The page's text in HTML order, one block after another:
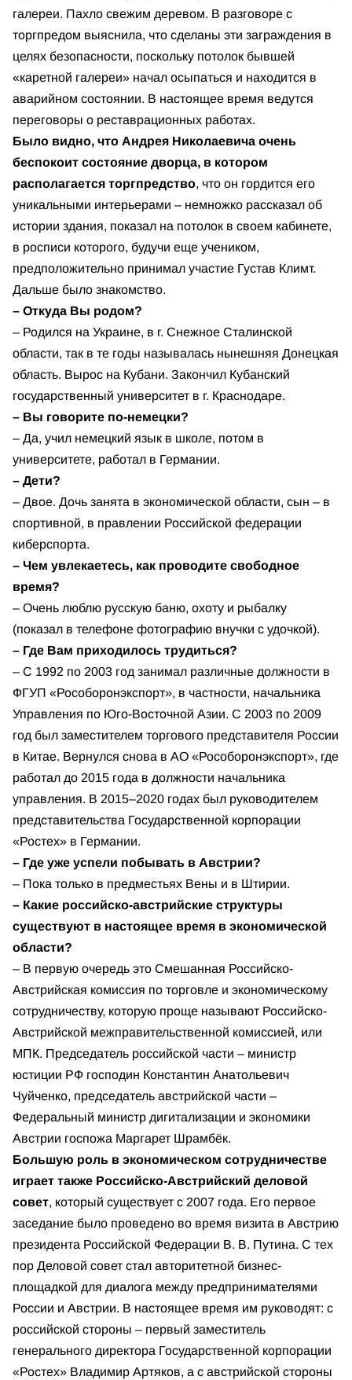
галереи. Пахло свежим деревом. В разговоре с
торгпредом выяснила, что сделаны эти заграждения в
целях безопасности, поскольку потолок бывшей
«каретной галереи» начал осыпаться и находится в
аварийном состоянии. В настоящее время ведутся
переговоры о реставрационных работах.
Было видно, что Андрея Николаевича очень
беспокоит состояние дворца, в котором
располагается торгпредство, что он гордится его
уникальными интерьерами – немножко рассказал об
истории здания, показал на потолок в своем кабинете,
в росписи которого, будучи еще учеником,
предположительно принимал участие Густав Климт.
Дальше было знакомство.
– Откуда Вы родом?
– Родился на Украине, в г. Снежное Сталинской
области, так в те годы называлась нынешняя Донецкая
область. Вырос на Кубани. Закончил Кубанский
государственный университет в г. Краснодаре.
– Вы говорите по-немецки?
– Да, учил немецкий язык в школе, потом в
университете, работал в Германии.
– Дети?
– Двое. Дочь занята в экономической области, сын – в
спортивной, в правлении Российской федерации
киберспорта.
– Чем увлекаетесь, как проводите свободное
время?
– Очень люблю русскую баню, охоту и рыбалку
(показал в телефоне фотографию внучки с удочкой).
– Где Вам приходилось трудиться?
– С 1992 по 2003 год занимал различные должности в
ФГУП «Рособоронэкспорт», в частности, начальника
Управления по Юго-Восточной Азии. С 2003 по 2009
год был заместителем торгового представителя России
в Китае. Вернулся снова в АО «Рособоронэкспорт», где
работал до 2015 года в должности начальника
управления. В 2015–2020 годах был руководителем
представительства Государственной корпорации
«Ростех» в Германии.
– Где уже успели побывать в Австрии?
– Пока только в предместьях Вены и в Штирии.
– Какие российско-австрийские структуры
существуют в настоящее время в экономической
области?
– В первую очередь это Смешанная Российско-
Австрийская комиссия по торговле и экономическому
сотрудничеству, которую проще называют Российско-
Австрийской межправительственной комиссией, или
МПК. Председатель российской части – министр
юстиции РФ господин Константин Анатольевич
Чуйченко, председатель австрийской части –
Федеральный министр дигитализации и экономики
Австрии госпожа Маргарет Шрамбёк.
Большую роль в экономическом сотрудничестве
играет также Российско-Австрийский деловой
совет, который существует с 2007 года. Его первое
заседание было проведено во время визита в Австрию
президента Российской Федерации В. В. Путина. С тех
пор Деловой совет стал авторитетной бизнес-
площадкой для диалога между предпринимателями
России и Австрии. В настоящее время им руководят: с
российской стороны – первый заместитель
генерального директора Государственной корпорации
«Ростех» Владимир Артяков, а с австрийской стороны